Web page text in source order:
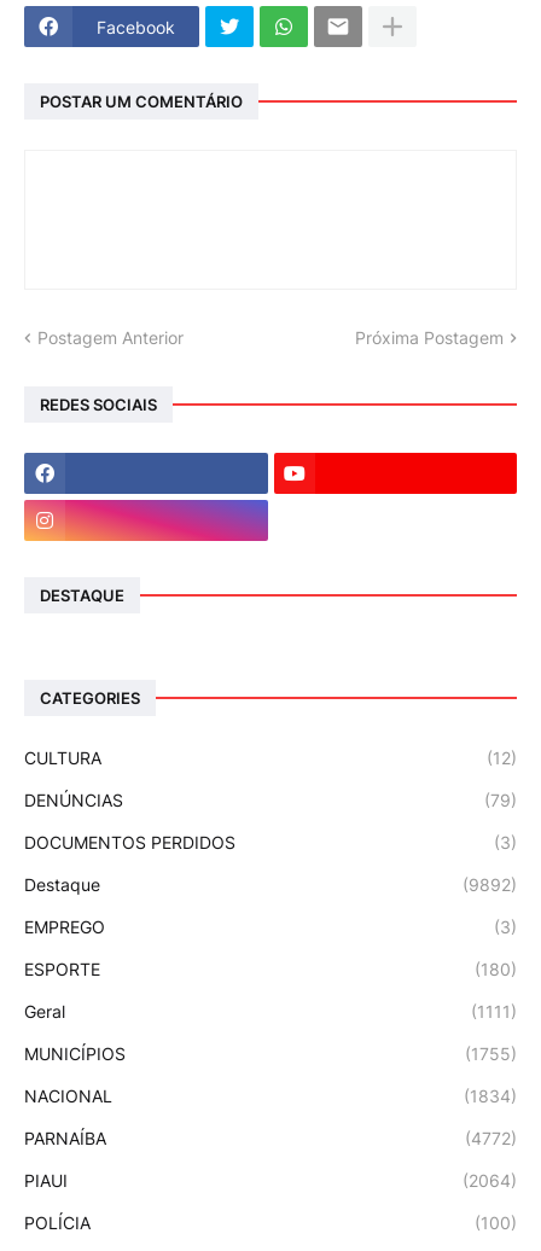
Facebook
POSTAR UM COMENTÁRIO
Postagem Anterior Próxima Postagem
REDES SOCIAIS
DESTAQUE
CATEGORIES
CULTURA (12)
DENÚNCIAS (79)
DOCUMENTOS PERDIDOS (3)
Destaque (9892)
EMPREGO (3)
ESPORTE (180)
Geral (1111)
MUNICÍPIOS (1755)
NACIONAL (1834)
PARNAÍBA (4772)
PIAUI (2064)
POLÍCIA (100)